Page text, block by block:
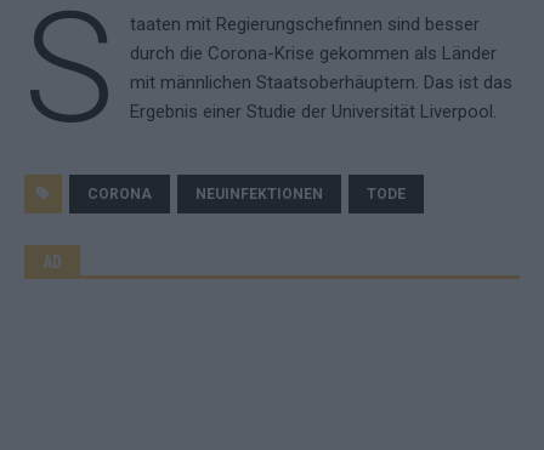
S
taaten mit Regierungschefinnen sind besser
durch die Corona-Krise gekommen als Länder
mit männlichen Staatsoberhäuptern. Das ist das
Ergebnis einer Studie der Universität Liverpool.
CORONA NEUINFEKTIONEN TODE
AD